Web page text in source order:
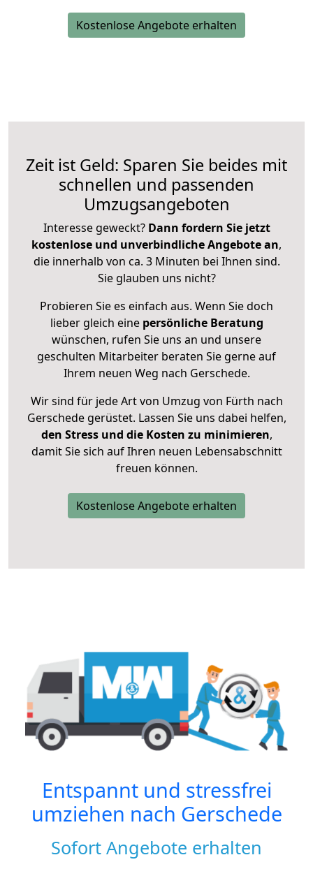
Kostenlose Angebote erhalten
Zeit ist Geld: Sparen Sie beides mit
schnellen und passenden
Umzugsangeboten
Interesse geweckt? Dann fordern Sie jetzt
kostenlose und unverbindliche Angebote an,
die innerhalb von ca. 3 Minuten bei Ihnen sind.
Sie glauben uns nicht?
Probieren Sie es einfach aus. Wenn Sie doch
lieber gleich eine persönliche Beratung
wünschen, rufen Sie uns an und unsere
geschulten Mitarbeiter beraten Sie gerne auf
Ihrem neuen Weg nach Gerschede.
Wir sind für jede Art von Umzug von Fürth nach
Gerschede gerüstet. Lassen Sie uns dabei helfen,
den Stress und die Kosten zu minimieren,
damit Sie sich auf Ihren neuen Lebensabschnitt
freuen können.
Kostenlose Angebote erhalten
Entspannt und stressfrei
umziehen nach Gerschede
Sofort Angebote erhalten